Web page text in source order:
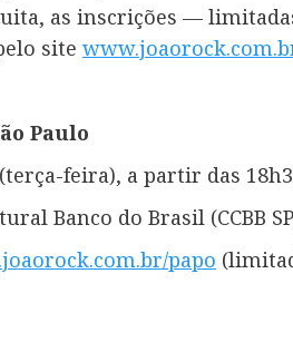
as inscrições —
site
Paulo
feira), a partir das
Banco do Brasil (CCBB
papo